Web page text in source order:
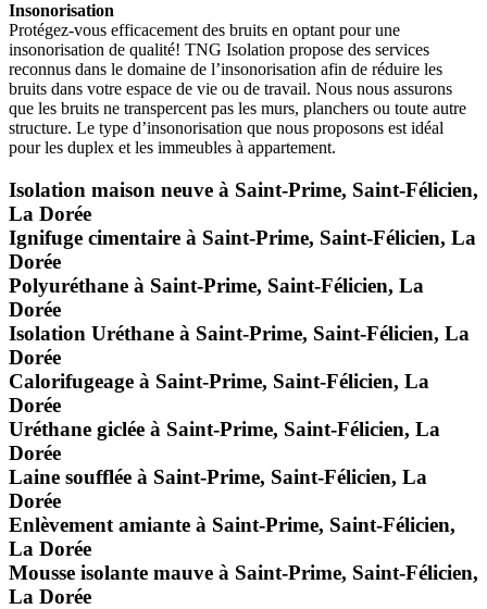
Insonorisation
Protégez-vous efficacement des bruits en optant pour une
insonorisation de qualité! TNG Isolation propose des services
reconnus dans le domaine de l’insonorisation afin de réduire les
bruits dans votre espace de vie ou de travail. Nous nous assurons
que les bruits ne transpercent pas les murs, planchers ou toute autre
structure. Le type d’insonorisation que nous proposons est idéal
pour les duplex et les immeubles à appartement.
Isolation maison neuve à Saint-Prime, Saint-Félicien,
La Dorée
Ignifuge cimentaire à Saint-Prime, Saint-Félicien, La
Dorée
Polyuréthane à Saint-Prime, Saint-Félicien, La
Dorée
Isolation Uréthane à Saint-Prime, Saint-Félicien, La
Dorée
Calorifugeage à Saint-Prime, Saint-Félicien, La
Dorée
Uréthane giclée à Saint-Prime, Saint-Félicien, La
Dorée
Laine soufflée à Saint-Prime, Saint-Félicien, La
Dorée
Enlèvement amiante à Saint-Prime, Saint-Félicien,
La Dorée
Mousse isolante mauve à Saint-Prime, Saint-Félicien,
La Dorée